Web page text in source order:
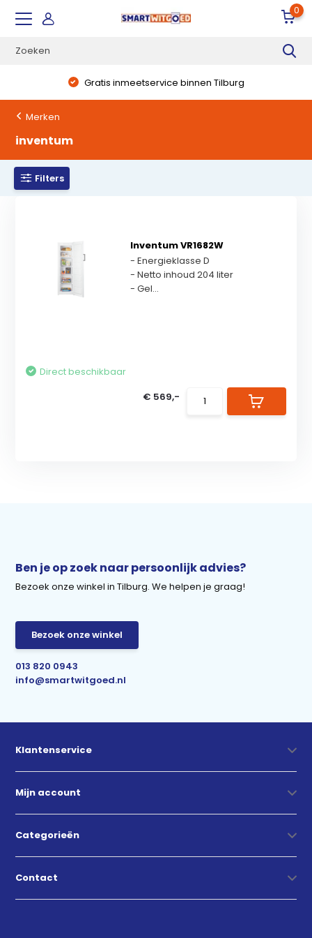
0
Gratis inmeetservice binnen Tilburg
Merken
inventum
Filters
Inventum VR1682W
- Energieklasse D
- Netto inhoud 204 liter
- Gel...
Direct beschikbaar
€ 569,-
Ben je op zoek naar persoonlijk advies?
Bezoek onze winkel in Tilburg. We helpen je graag!
Bezoek onze winkel
013 820 0943
info@smartwitgoed.nl
Klantenservice
Mijn account
Categorieën
Contact